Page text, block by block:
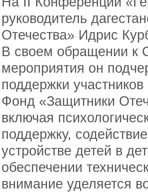
руководитель
Отечества» Идрис
В своем обращении к
мероприятия он
поддержки
Фонд «Защитники
включая
поддержку,
устройстве детей в
обеспечении
внимание уделяется